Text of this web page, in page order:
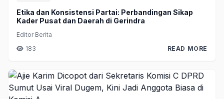
Etika dan Konsistensi Partai: Perbandingan Sikap
Kader Pusat dan Daerah di Gerindra
Editor Berita
183
READ MORE